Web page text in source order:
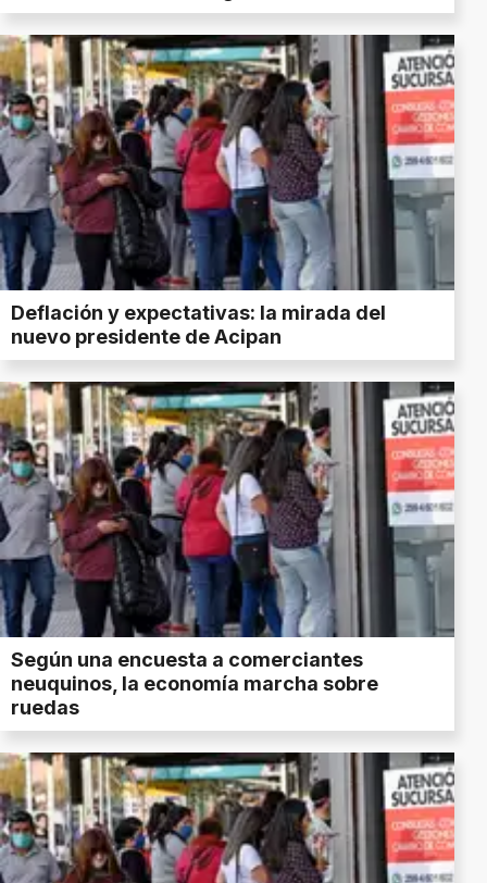
Deflación y expectativas: la mirada del
nuevo presidente de Acipan
Según una encuesta a comerciantes
neuquinos, la economía marcha sobre
ruedas